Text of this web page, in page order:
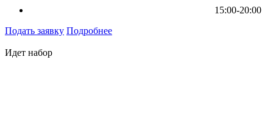
15:00-20:00
Подать заявку Подробнее
Идет набор